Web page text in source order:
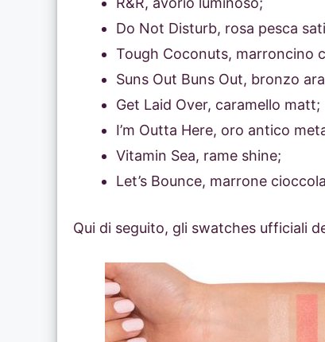
Do Not Disturb, rosa pesca
Tough Coconuts, marroncino
Suns Out Buns Out, bronzo
Get Laid Over, caramello matt;
I’m Outta Here, oro antico
Vitamin Sea, rame shine;
Let’s Bounce, marrone
Qui di seguito, gli swatches ufficiali